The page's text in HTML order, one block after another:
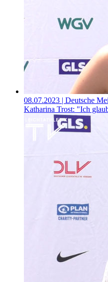
08.07.2023 | Deutsche
Katharina Trost: "Ich